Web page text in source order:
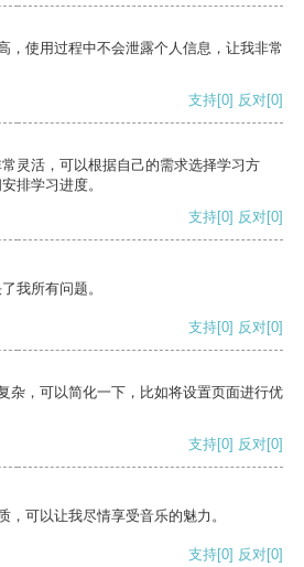
，使用过程中不会泄露个人信息，让我非常
支持[0] 反对[0]
灵活，可以根据自己的需求选择学习方
排学习进度。
支持[0] 反对[0]
我所有问题。
支持[0] 反对[0]
杂，可以简化一下，比如将设置页面进行优
支持[0] 反对[0]
，可以让我尽情享受音乐的魅力。
支持[0] 反对[0]